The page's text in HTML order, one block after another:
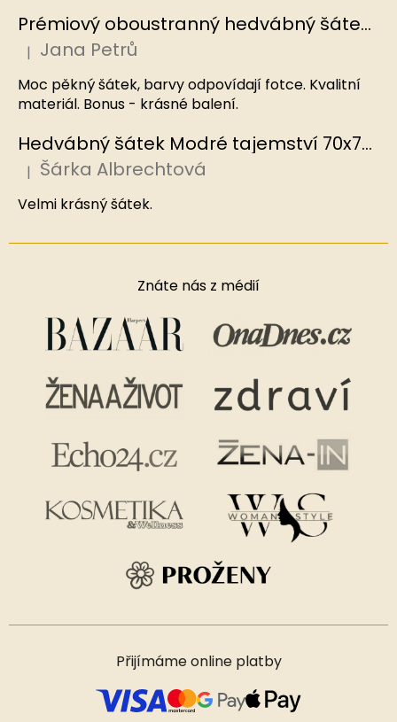
Prémiový oboustranný hedvábný šátek Mořský korál, MB
Hodnocení produktu je 5 z 5 hvězdiček.
| Jana Petrů
Moc pěkný šátek, barvy odpovídají fotce. Kvalitní
materiál. Bonus - krásné balení.
Hedvábný šátek Modré tajemství 70x70 cm v dárkovém balení, HEDVÁBNÝ SVĚT
Hodnocení produktu je 5 z 5 hvězdiček.
| Šárka Albrechtová
Velmi krásný šátek.
Znáte nás z médií
Přijímáme online platby